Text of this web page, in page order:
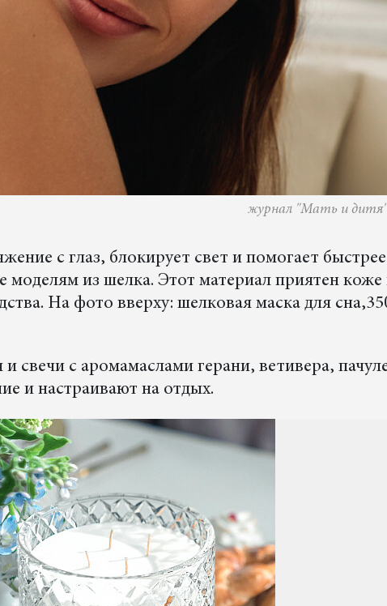
журнал "Мать и
с глаз, блокирует свет и помогает быстрее
моделям из шелка. Этот материал приятен коже
На фото вверху: шелковая маска для
свечи с аромамаслами герани, ветивера,
и настраивают на отдых.